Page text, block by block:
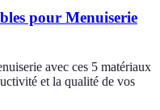
pour Menuiserie
avec ces 5 matériaux
et la qualité de vos